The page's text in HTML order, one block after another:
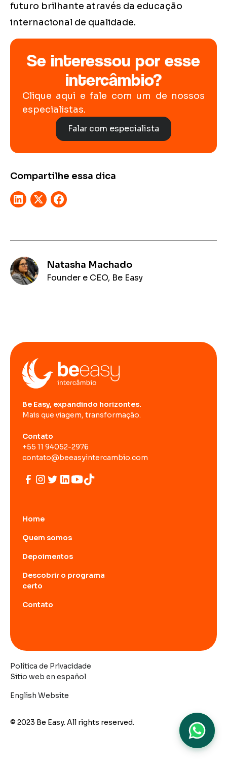
futuro brilhante através da educação
internacional de qualidade.
Se interessou por esse
intercâmbio?
Clique aqui e fale com um de nossos
especialistas.
Falar com especialista
Compartilhe essa dica
Natasha Machado
Founder e CEO, Be Easy
Be Easy, expandindo horizontes.
Mais que viagem, transformação.
Contato
+55 11 94052-2976
contato@beeasyintercambio.com
Home
Quem somos
Depoimentos
Descobrir o programa
certo
Contato
© 2023 Be Easy. All rights reserved.
Sitio web en español
English Website
Política de Privacidade